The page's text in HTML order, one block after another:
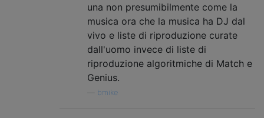
una non presumibilmente come la
musica ora che la musica ha DJ dal
vivo e liste di riproduzione curate
dall'uomo invece di liste di
riproduzione algoritmiche di Match e
Genius.
bmike